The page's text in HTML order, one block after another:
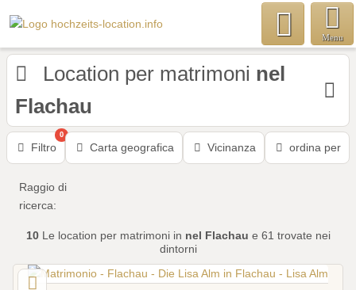
Menu
Location per matrimoni nel
Flachau
Filtro
0
Carta geografica Vicinanza ordina per
Raggio di
ricerca:
10Le location per matrimoni in nel Flachau e 61 trovate nei
dintorni